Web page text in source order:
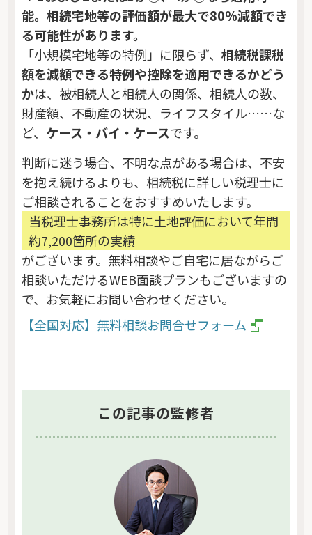
能。相続宅地等の評価額が最大で80％減額でき
る可能性があります。
「小規模宅地等の特例」に限らず、相続税課税
額を減額できる特例や控除を適用できるかどう
かは、被相続人と相続人の関係、相続人の数、
財産額、不動産の状況、ライフスタイル……な
ど、 ケース・バイ・ケースです。
判断に迷う場合、不明な点がある場合は、不安
を抱え続けるよりも、相続税に詳しい税理士に
ご相談されることをおすすめいたします。
当税理士事務所は特に土地評価において年間
約7,200箇所の実績
がございます。無料相談やご自宅に居ながらご
相談いただけるWEB面談プランもございますの
で、お気軽にお問い合わせください。
【全国対応】無料相談お問合せフォーム
この記事の監修者